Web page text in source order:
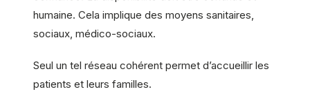
humaine. Cela implique des moyens sanitaires,
sociaux, médico-sociaux.
Seul un tel réseau cohérent permet d’accueillir les
patients et leurs familles.